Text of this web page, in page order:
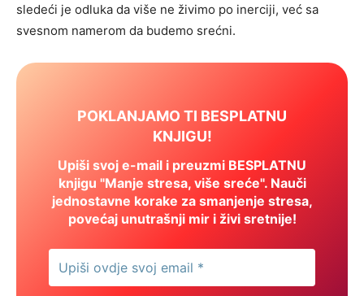
sledeći je odluka da više ne živimo po inerciji, već sa
svesnom namerom da budemo srećni.
POKLANJAMO TI BESPLATNU
KNJIGU!
Upiši svoj e-mail i preuzmi BESPLATNU
knjigu "Manje stresa, više sreće". Nauči
jednostavne korake za smanjenje stresa,
povećaj unutrašnji mir i živi sretnije!